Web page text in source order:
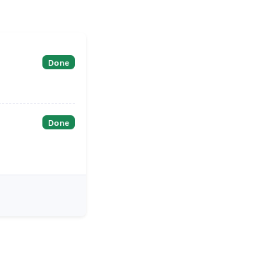
Done
Done